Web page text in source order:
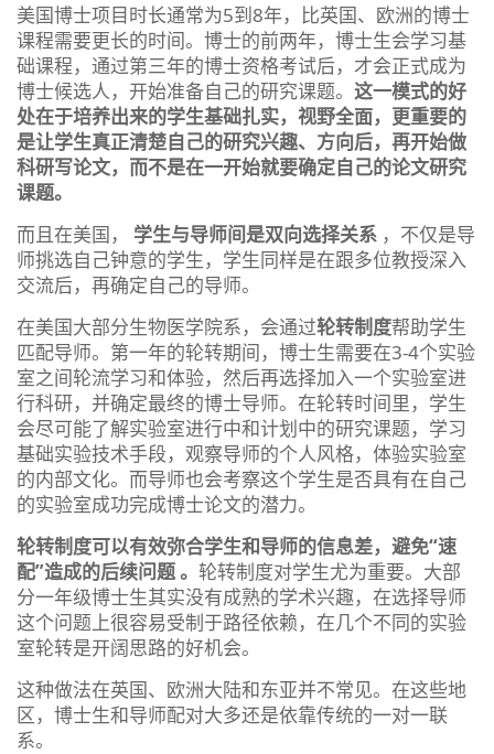
美国博士项目时长通常为5到8年，比英国、欧洲的博士
课程需要更长的时间。博士的前两年，博士生会学习基
础课程，通过第三年的博士资格考试后，才会正式成为
博士候选人，开始准备自己的研究课题。 这一模式的好
处在于培养出来的学生基础扎实，视野全面，更重要的
是让学生真正清楚自己的研究兴趣、方向后，再开始做
科研写论文，而不是在一开始就要确定自己的论文研究
课题。
而且在美国， 学生与导师间是双向选择关系 ，不仅是导
师挑选自己钟意的学生，学生同样是在跟多位教授深入
交流后，再确定自己的导师。
在美国大部分生物医学院系，会通过轮转制度帮助学生
匹配导师。第一年的轮转期间，博士生需要在3-4个实验
室之间轮流学习和体验，然后再选择加入一个实验室进
行科研，并确定最终的博士导师。在轮转时间里，学生
会尽可能了解实验室进行中和计划中的研究课题，学习
基础实验技术手段，观察导师的个人风格，体验实验室
的内部文化。而导师也会考察这个学生是否具有在自己
的实验室成功完成博士论文的潜力。
轮转制度可以有效弥合学生和导师的信息差，避免“速
配”造成的后续问题。 轮转制度对学生尤为重要。大部
分一年级博士生其实没有成熟的学术兴趣，在选择导师
这个问题上很容易受制于路径依赖，在几个不同的实验
室轮转是开阔思路的好机会。
这种做法在英国、欧洲大陆和东亚并不常见。在这些地
区，博士生和导师配对大多还是依靠传统的一对一联
系。